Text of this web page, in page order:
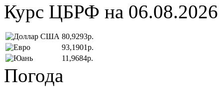
Курс ЦБРФ на 06.08.2026
80,9293р.
93,1901р.
11,9684р.
Погода